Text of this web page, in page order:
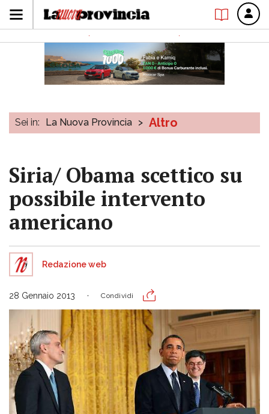
Sei in: La Nuova Provincia > Altro
Siria/ Obama scettico su
possibile intervento
americano
Redazione web
28 Gennaio 2013 Condividi